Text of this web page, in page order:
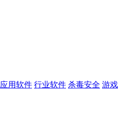
应用软件 行业软件 杀毒安全 游